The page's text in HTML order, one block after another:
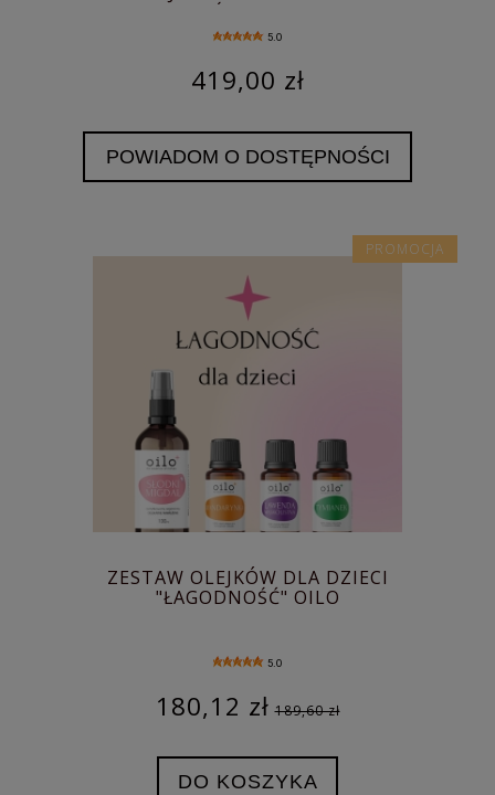
ODPORNOŚC, NA STRES, DO
MEDYTACJI, NA SKÓRĘ, ZMARSZCZKI
5.0
419,00 zł
POWIADOM O DOSTĘPNOŚCI
ZESTAW OLEJKÓW DLA DZIECI
"ŁAGODNOŚĆ" OILO
5.0
180,12 zł 189,60 zł
DO KOSZYKA
PROMOCJA